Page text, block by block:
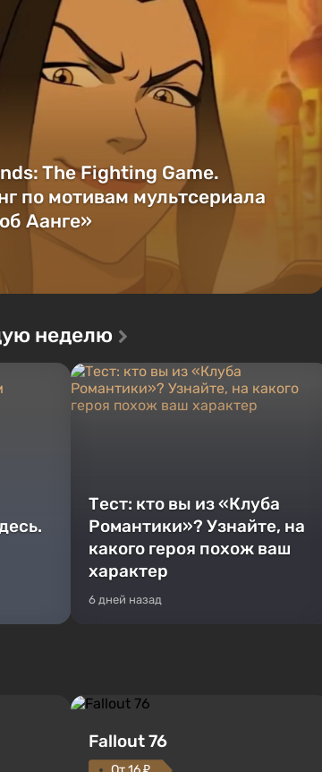
The Fighting Game.
по мотивам мультсериала
Аанге»
неделю
Тест: кто вы из «Клуба
Романтики»? Узнайте, на
какого героя похож ваш
характер
6 дней назад
Fallout 76